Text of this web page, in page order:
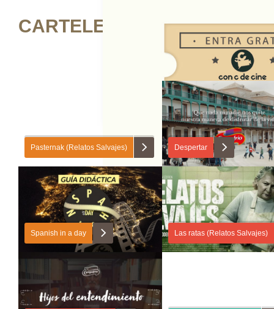
CARTELERA DE
Pasternak (Relatos Salvajes)
En la primera entrega de «Relatos salvajes»
vas a aprender a dar y a pedir información
personal a otras personas (nombre, apellido,
profesión…). A continuación, vas a describirlas
físicamente y a hablar de sus relaciones...
Despertar
En esta guía didáctica vas a
campaña publicitaria de la marca
sobre la primera escena de un
Spanish in a day
En esta guía didáctica vas a familiarizarte con
tres proyectos audiovisuales colectivos. En
Las ratas (Relatos Salvajes)